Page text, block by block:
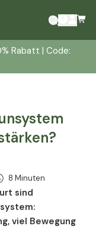
Rabatt | Code:
8 Minuten
sind
viel Bewegung
Ihres Kindes
Kinders nachhaltig